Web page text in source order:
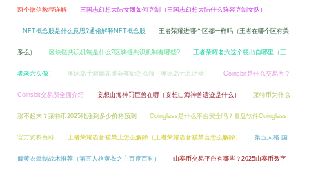
两个微信教程详解 三国志幻想大陆女团如何克制（三国志幻想大陆什么阵容克制女队）
NFT概念股是什么意思?通俗解释NFT概念股 王者荣耀进哪个区都一样吗（王者在哪个区有关
系么） 区块链共识机制是什么?区块链共识机制有哪些? 王者荣耀老六这个梗出自哪里（王
者老六头像） 奥比岛手游烟花盛会奖励怎么领（奥比岛元旦活动） Coinsbit是什么交易所？
Coinsbit交易所全面介绍 妄想山海神罚巨兽在哪（妄想山海神兽遗迹是什么） 莱特币为什么
涨不起来？莱特币2025能涨到多少价格预测 Coinglass是什么平台安全吗？看盘软件Coinglass
官方资料百科 王者荣耀语音被禁止怎么解除（王者荣耀语音被禁言怎么解除） 第五人格 国
服黄衣牵制战术推荐（第五人格黄衣之主百度百科） 山寨币交易平台有哪些？2025山寨币数字